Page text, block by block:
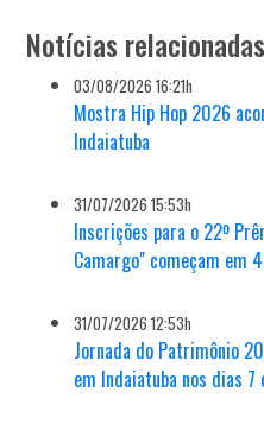
Notícias relacionadas
03/08/2026 16:21h
Mostra Hip Hop 2026
Indaiatuba
31/07/2026 15:53h
Inscrições para o 22º
Camargo" começam em
31/07/2026 12:53h
Jornada do Patrimônio
em Indaiatuba nos dias